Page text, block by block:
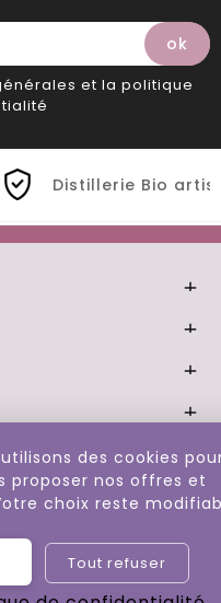
des cookies
proposer nos offres et
choix reste
Tout refuser
et la politique
Bio artisanale de




Plantes